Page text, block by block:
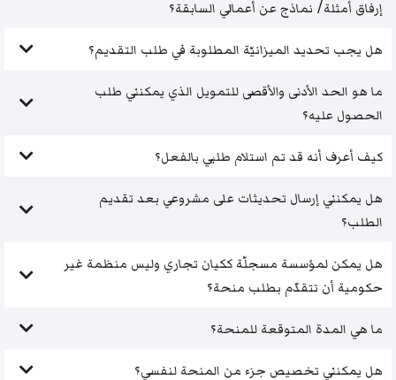
إرفاق أمثلة/ نماذج عن أعمالي السابقة؟
هل يجب تحديد الميزانيّة المطلوبة في طلب التقديم؟
ما هو الحد الأدنى والأقصى للتمويل الذي يمكنني طلب
الحصول عليه؟
كيف أعرف أنه قد تم استلام طلبي بالفعل؟
هل يمكنني إرسال تحديثات على مشروعي بعد تقديم
الطلب؟
هل يمكن لمؤسسة مسجلّة ككيان تجاري وليس منظمة غير
حكومية أن تتقدّم بطلب منحة؟
ما هي المدة المتوقعة للمنحة؟
هل يمكنني تخصيص جزء من المنحة لنفسي؟